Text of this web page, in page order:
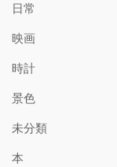
日常
映画
時計
景色
未分類
本